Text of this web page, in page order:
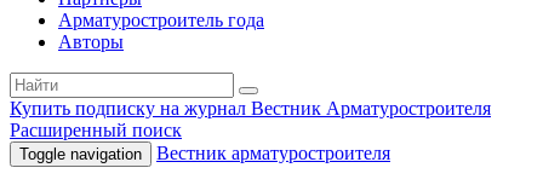
Арматуростроитель года
Авторы
Купить подписку на журнал Вестник Арматуростроителя
Расширенный поиск
Toggle navigation Вестник арматуростроителя